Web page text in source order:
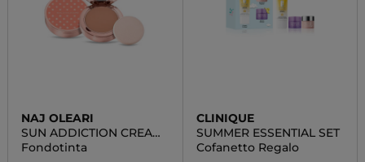
NAJ OLEARI
SUN ADDICTION CREAM
COMPACT FOUNDATION
Fondotinta
CLINIQUE
SUMMER ESSENTIAL SET
Cofanetto Regalo